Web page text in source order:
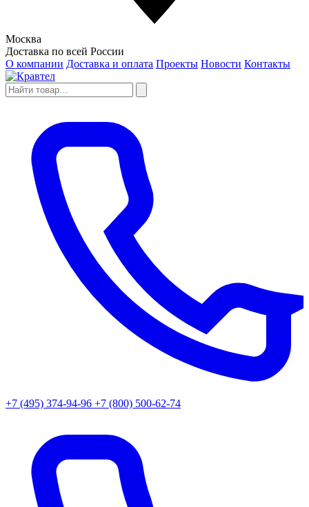
Москва
Доставка по всей России
О компании Доставка и оплата Проекты Новости Контакты
+7 (495) 374-94-96 +7 (800) 500-62-74